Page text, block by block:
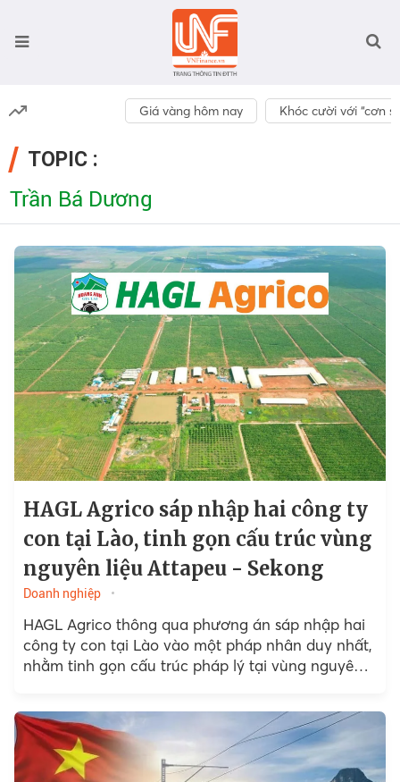
Giá vàng hôm nay Khóc cười với “cơn
TOPIC :
Trần Bá Dương
HAGL Agrico sáp nhập hai công ty
con tại Lào, tinh gọn cấu trúc vùng
nguyên liệu Attapeu - Sekong
Doanh nghiệp
HAGL Agrico thông qua phương án sáp nhập hai
công ty con tại Lào vào một pháp nhân duy nhất,
nhằm tinh gọn cấu trúc pháp lý tại vùng nguyên